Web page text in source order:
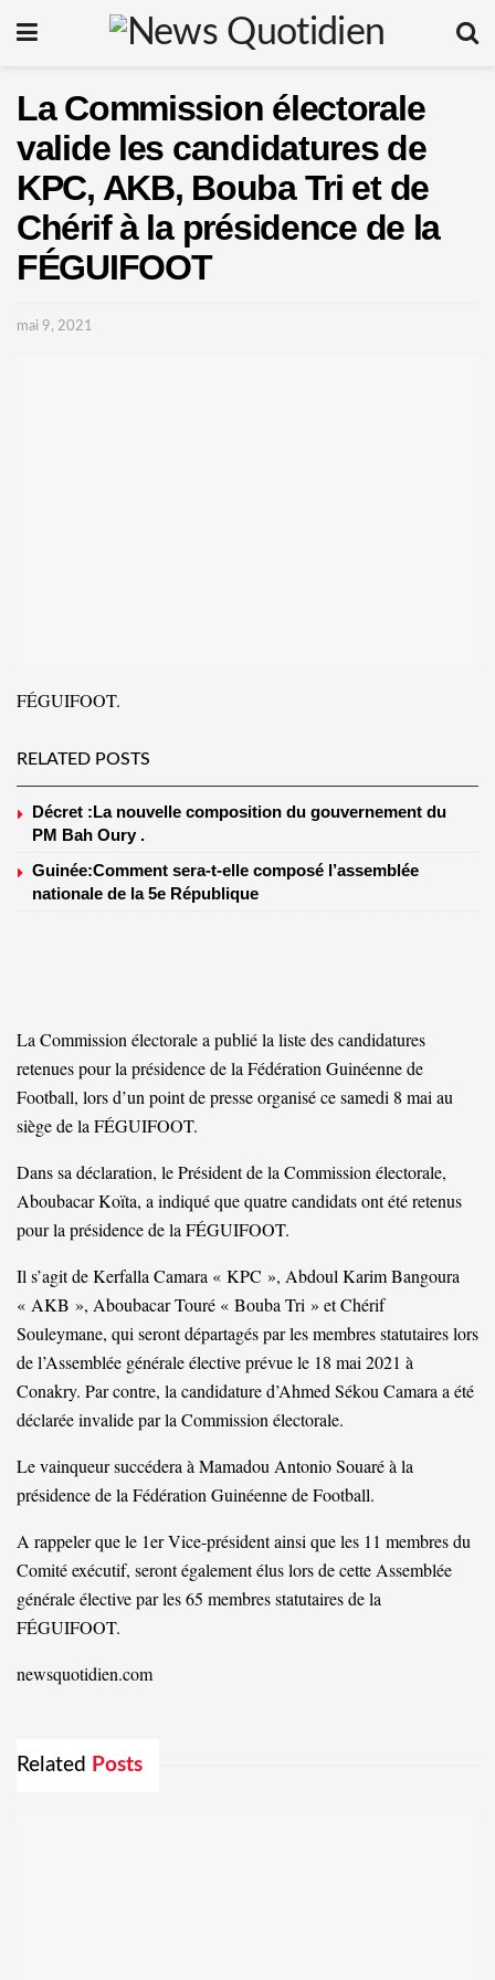
La Commission électorale
valide les candidatures de
KPC, AKB, Bouba Tri et de
Chérif à la présidence de la
FÉGUIFOOT
mai 9, 2021
FÉGUIFOOT.
RELATED POSTS
Décret :La nouvelle composition du gouvernement du
PM Bah Oury .
Guinée:Comment sera-t-elle composé l’assemblée
nationale de la 5e République
La Commission électorale a publié la liste des candidatures
retenues pour la présidence de la Fédération Guinéenne de
Football, lors d’un point de presse organisé ce samedi 8 mai au
siège de la FÉGUIFOOT.
Dans sa déclaration, le Président de la Commission électorale,
Aboubacar Koïta, a indiqué que quatre candidats ont été retenus
pour la présidence de la FÉGUIFOOT.
Il s’agit de Kerfalla Camara « KPC », Abdoul Karim Bangoura
« AKB », Aboubacar Touré « Bouba Tri » et Chérif
Souleymane, qui seront départagés par les membres statutaires lors
de l’Assemblée générale élective prévue le 18 mai 2021 à
Conakry. Par contre, la candidature d’Ahmed Sékou Camara a été
déclarée invalide par la Commission électorale.
Le vainqueur succédera à Mamadou Antonio Souaré à la
présidence de la Fédération Guinéenne de Football.
A rappeler que le 1er Vice-président ainsi que les 11 membres du
Comité exécutif, seront également élus lors de cette Assemblée
générale élective par les 65 membres statutaires de la
FÉGUIFOOT.
newsquotidien.com
Related Posts